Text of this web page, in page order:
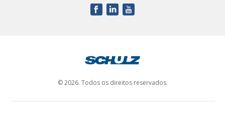
© 2026. Todos os direitos reservados.